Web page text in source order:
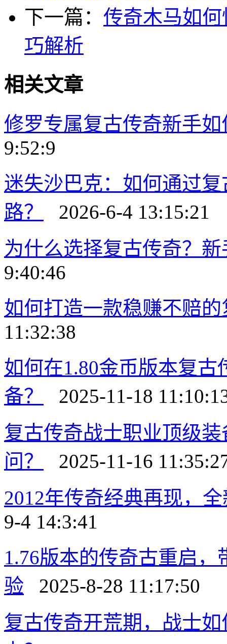
下一篇： 传奇木马如
巧解析
相关文章
修罗专属复古传奇新手
9:52:9
迷失沙巴克：如何通过
路？
2026-6-4 13:15:21
为什么选择复古传奇？
9:40:46
如何打造一款稳赚不赔
11:32:38
如何在1.80金币版本复
备？
2025-11-18
复古传奇战士职业顶级
问？
2025-11-16
2012年传奇经典再现，
9-4 14:3:41
1.76版本的传奇古重启
验 2025-8-28 11:17:50
复古传奇开荒期，战士